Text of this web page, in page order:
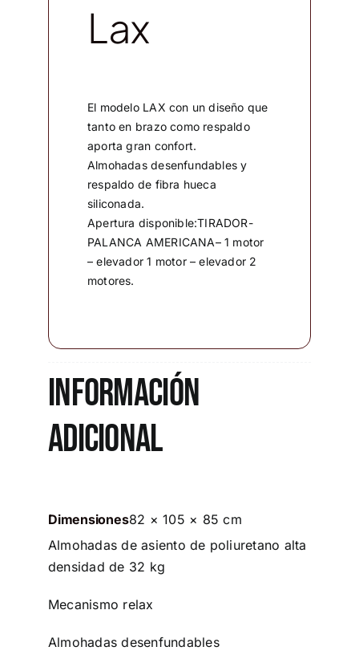
Lax
El modelo LAX con un diseño que
tanto en brazo como respaldo
aporta gran confort.
Almohadas desenfundables y
respaldo de fibra hueca
siliconada.
Apertura disponible:TIRADOR-
PALANCA AMERICANA– 1 motor
– elevador 1 motor – elevador 2
motores.
Información
adicional
Dimensiones82 × 105 × 85 cm
Almohadas de asiento de poliuretano alta
densidad de 32 kg
Mecanismo relax
Almohadas desenfundables